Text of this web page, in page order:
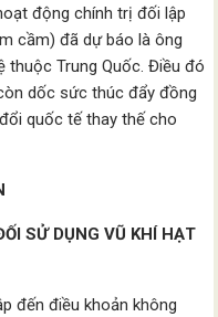
động chính trị đối lập
cầm) đã dự báo là ông
thuộc Trung Quốc. Điều đó
dốc sức thúc đẩy đồng
quốc tế thay thế cho
SỬ DỤNG VŨ KHÍ HẠT
đến điều khoản không